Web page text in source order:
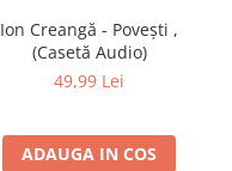
Ion Creangă - Povești ,
(Casetă Audio)
49,99 Lei
ADAUGA IN COS